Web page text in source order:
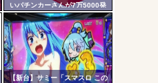
いパチンカーさんが7万5000発
出ている台に着席した結果ｗｗ
ｗ
【新台】サミー「スマスロ この